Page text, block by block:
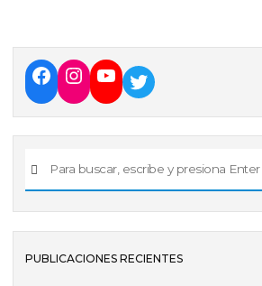
o
k
p
r
PUBLICACIONES RECIENTES